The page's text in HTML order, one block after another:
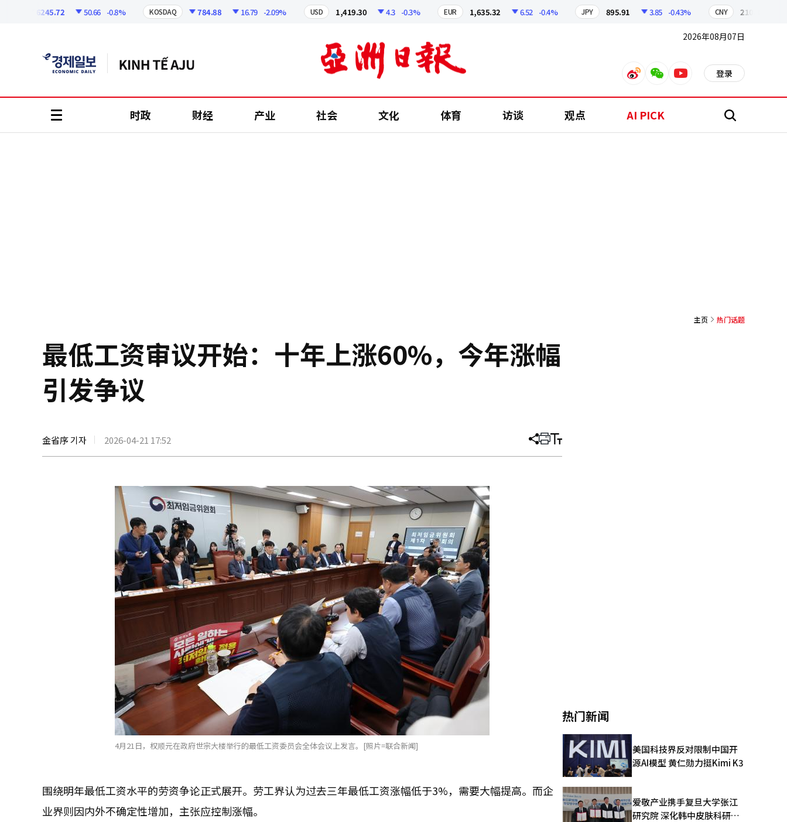
6245.72 50.66 -0.8% KOSDAQ 784.88 16.79 -2.09% USD 1,419.30 4.3 -0.3% EUR 1,635.32 6.52 -0.4% JPY 895.91 3.85 -0.43% CNY 210.38
2026年08月07日
weiboweixinyoutube 登录
时政 财经 产业 社会 文化 体育 访谈 观点 AI PICK 搜
主页 热门话题
最低工资审议开始：十年上涨60%，今年涨幅
引发争议
金省序 기자 2026-04-21 17:52 分
文
打 调
大
4月21日，权顺元在政府世宗大楼举行的最低工资委员会全体会议上发言。[照片=联合新闻]
围绕明年最低工资水平的劳资争论正式展开。劳工界认为过去三年最低工资涨幅低于3%，需要大幅提高。而企
业界则因内外不确定性增加，主张应控制涨幅。
热门新闻
美国科技界反对限制中国开
源AI模型 黄仁勋力挺Kimi K3
爱敬产业携手复旦大学张江
研究院 深化韩中皮肤科研合